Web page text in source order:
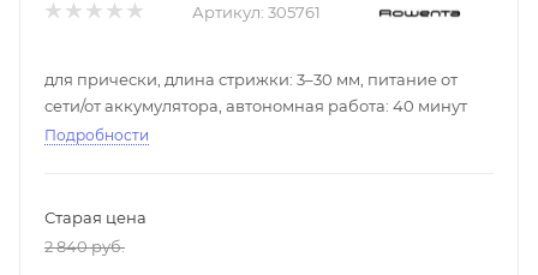
Артикул: 305761
для прически, длина стрижки: 3–30 мм, питание от
сети/от аккумулятора, автономная работа: 40 минут
Подробности
Старая цена
2 840руб.